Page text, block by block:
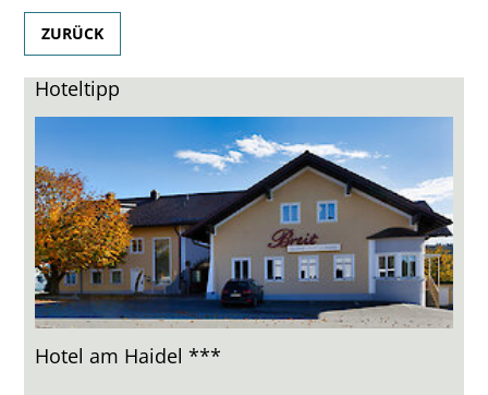
ZURÜCK
Hoteltipp
Hotel am Haidel ***